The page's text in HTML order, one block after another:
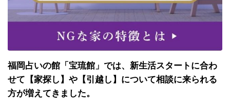
福岡占いの館「宝琉館」では、新生活スタートに合わ
せて【家探し】や【引越し】について相談に来られる
方が増えてきました。